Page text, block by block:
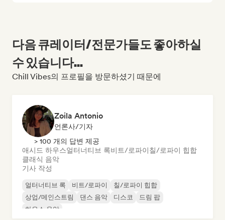
다음 큐레이터/전문가들도 좋아하실
수 있습니다...
Chill Vibes의 프로필을 방문하셨기 때문에
Zoila Antonio
언론사/기자
> 100 개의 답변 제공
애시드 하우스얼터너티브 록비트/로파이칠/로파이 힙합
클래식 음악
기사 작성
얼터너티브 록 비트/로파이
칠/로파이 힙합
상업/메인스트림
댄스 음악 디스코
드림 팝
하우스 음악